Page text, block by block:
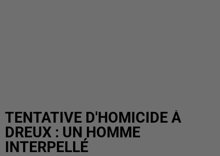
TENTATIVE D'HOMICIDE À
DREUX : UN HOMME
INTERPELLÉ